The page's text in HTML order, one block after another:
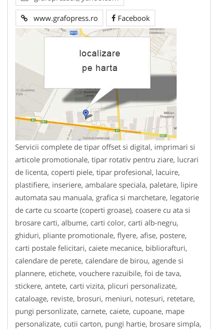
www.grafopress.ro Facebook
Servicii complete de tipar offset si digital, imprimari si
articole promotionale, tipar rotativ pentru ziare, lucrari
de licenta, coperti piele, tipar profesional, lacuire,
plastifiere, inseriere, ambalare speciala, paletare, lipire
automata sau manuala, grafica si marchetare, legatorie
de carte cu scoarte (coperti groase), coasere cu ata si
brosare carti, albume, carti color, carti alb-negru,
ghiduri, pliante promotionale, flyere, afise, postere,
carti postale felicitari, caiete mecanice, bibliorafturi,
calendare de perete, calendare de birou, agende si
plannere, etichete, vouchere razuibile, foi de tava,
stickere, antete, carti vizita, plicuri personalizate,
cataloage, reviste, brosuri, meniuri, notesuri, retetare,
pungi personlizate, carnete, caiete, cupoane, mape
personalizate, cutii carton, pungi hartie, brosare simpla,